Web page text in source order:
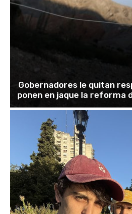
Gobernadores le quitan
ponen en jaque la reforma